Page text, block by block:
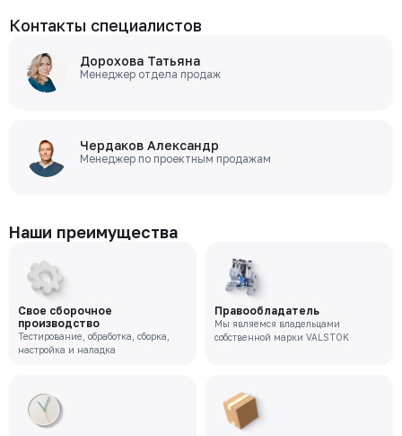
Контакты специалистов
Дорохова Татьяна
Менеджер отдела продаж
Чердаков Александр
Менеджер по проектным продажам
Наши преимущества
Свое сборочное
производство
Тестирование, обработка, сборка,
настройка и наладка
Правообладатель
Мы являемся владельцами
собственной марки VALSTOK